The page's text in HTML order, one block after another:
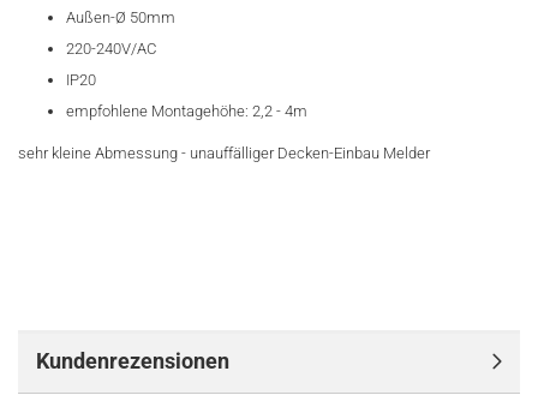
Außen-Ø 50mm
220-240V/AC
IP20
empfohlene Montagehöhe: 2,2 - 4m
sehr kleine Abmessung - unauffälliger Decken-Einbau Melder
Kundenrezensionen